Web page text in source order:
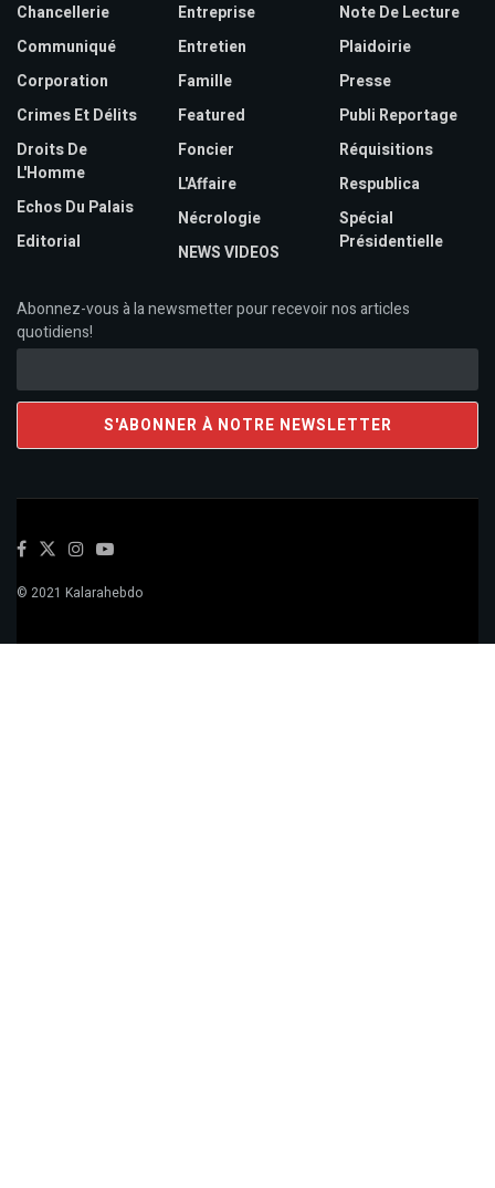
Chancellerie
Communiqué
Corporation
Crimes Et Délits
Droits De
L'Homme
Echos Du Palais
Editorial
Entreprise
Entretien
Famille
Featured
Foncier
L'Affaire
Nécrologie
NEWS VIDEOS
Note De Lecture
Plaidoirie
Presse
Publi Reportage
Réquisitions
Respublica
Spécial
Présidentielle
Abonnez-vous à la newsmetter pour recevoir nos articles
quotidiens!
© 2021 Kalarahebdo